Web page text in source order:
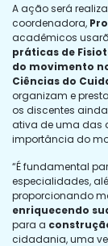
A ação será
coordenadora,
acadêmicos
práticas de
do movimento
Ciências do
organizam e
os discentes
ativa de uma das
importância do
“É fundamental
especialidades,
proporcionando
enriquecendo
para a
cidadania, uma